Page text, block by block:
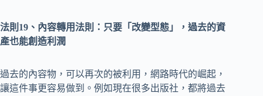
法則19、內容轉用法則：只要「改變型態」，過去的資
產也能創造利潤
過去的內容物，可以再次的被利用，網路時代的崛起，
讓這件事更容易做到。例如現在很多出版社，都將過去